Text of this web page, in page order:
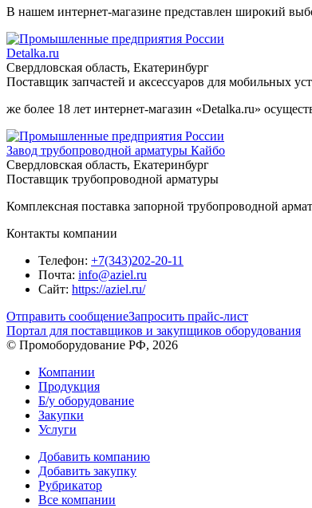
В нашем интернет-магазине представлен широкий
Detalka.ru
Свердловская область, Екатеринбург
Поставщик запчастей и аксессуаров для мобильных
же более 18 лет интернет-магазин «Detalka.ru»
Завод трубопроводной арматуры Кайбо
Свердловская область, Екатеринбург
Поставщик трубопроводной арматуры
Комплексная поставка запорной трубопроводной
Контакты компании
Телефон: +7(343)202-20-11
Почта: info@aziel.ru
Сайт: https://aziel.ru/
Отправить сообщениеЗапросить прайс-лист
Портал для поставщиков и закупщиков оборудования
© Промоборудование РФ, 2026
Компании
Продукция
Б/у оборудование
Закупки
Услуги
Добавить компанию
Добавить закупку
Рубрикатор
Все компании